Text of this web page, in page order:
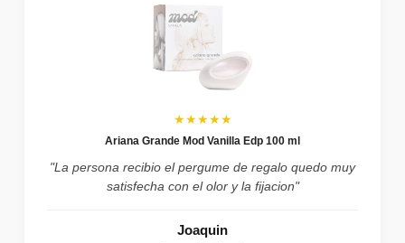
★★★★★
Ariana Grande Mod Vanilla Edp 100 ml
"La persona recibio el pergume de regalo quedo muy
satisfecha con el olor y la fijacion"
Joaquin